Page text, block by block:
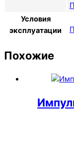
Условия
эксплуатации
Похожие